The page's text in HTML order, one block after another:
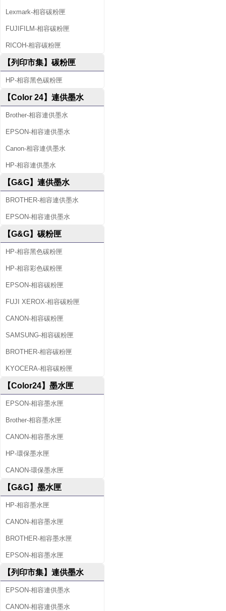
Lexmark-相容碳粉匣
FUJIFILM-相容碳粉匣
RICOH-相容碳粉匣
【列印市集】碳粉匣
HP-相容黑色碳粉匣
【Color 24】連供墨水
Brother-相容連供墨水
EPSON-相容連供墨水
Canon-相容連供墨水
HP-相容連供墨水
【G&G】連供墨水
BROTHER-相容連供墨水
EPSON-相容連供墨水
【G&G】碳粉匣
HP-相容黑色碳粉匣
HP-相容彩色碳粉匣
EPSON-相容碳粉匣
FUJI XEROX-相容碳粉匣
CANON-相容碳粉匣
SAMSUNG-相容碳粉匣
BROTHER-相容碳粉匣
KYOCERA-相容碳粉匣
【Color24】墨水匣
EPSON-相容墨水匣
Brother-相容墨水匣
CANON-相容墨水匣
HP-環保墨水匣
CANON-環保墨水匣
【G&G】墨水匣
HP-相容墨水匣
CANON-相容墨水匣
BROTHER-相容墨水匣
EPSON-相容墨水匣
【列印市集】連供墨水
EPSON-相容連供墨水
CANON-相容連供墨水